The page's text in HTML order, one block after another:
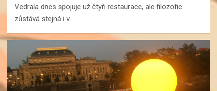
Vedrala dnes spojuje už čtyři restaurace, ale filozofie
zůstává stejná i v…